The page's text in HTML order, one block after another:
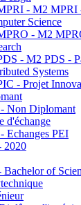
- M2 MPRI
Science
- M2
- M2 PDS -
Systems
- Projet
Non Diplomant
d'échange
Echanges PEI
2020
Bachelor of